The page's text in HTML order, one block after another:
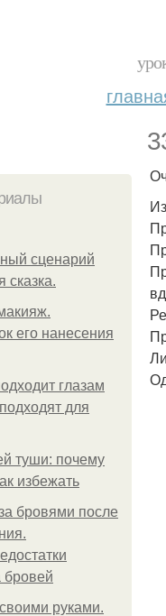
сценарий
сказка.
его нанесения
глазам
для
туши: почему
избежать
бровями после
бровей
руками.